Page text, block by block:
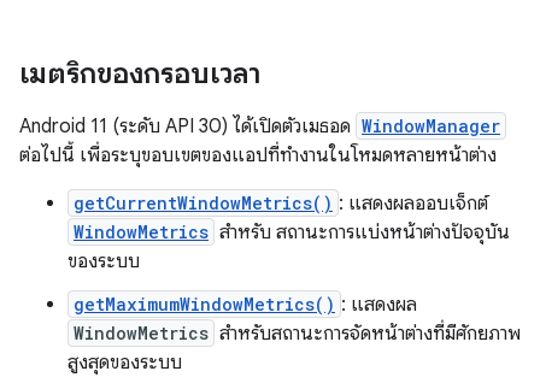
เมตริกของกรอบเวลา
Android 11 (ระดับ API 30) ได้เปิดตัวเมธอด WindowManager
ต่อไปนี้ เพื่อระบุขอบเขตของแอปที่ทำงานในโหมดหลายหน้าต่าง
getCurrentWindowMetrics() : แสดงผลออบเจ็กต์
WindowMetrics สำหรับ สถานะการแบ่งหน้าต่างปัจจุบัน
ของระบบ
getMaximumWindowMetrics() : แสดงผล
WindowMetrics สำหรับสถานะการจัดหน้าต่างที่มีศักยภาพ
สูงสุดของระบบ